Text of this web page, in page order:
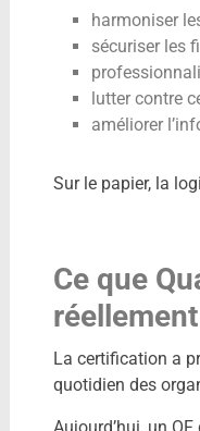
harmoniser
sécuriser les
lutter contre
améliorer
Sur le papier, la
Ce que
La certification a
quotidien des